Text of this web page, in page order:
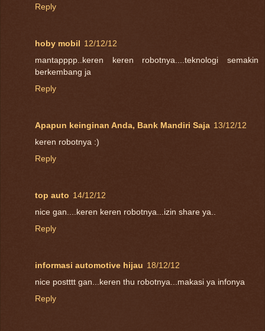
Reply
hoby mobil 12/12/12
mantapppp..keren keren robotnya....teknologi semakin
berkembang ja
Reply
Apapun keinginan Anda, Bank Mandiri Saja 13/12/12
keren robotnya :)
Reply
top auto 14/12/12
nice gan....keren keren robotnya...izin share ya..
Reply
informasi automotive hijau 18/12/12
nice postttt gan...keren thu robotnya...makasi ya infonya
Reply